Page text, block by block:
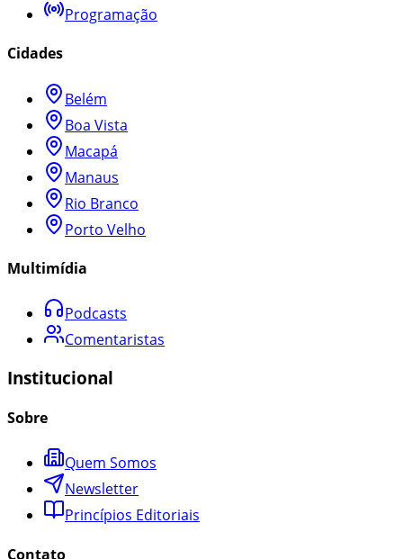
Programação
Cidades
Belém
Boa Vista
Macapá
Manaus
Rio Branco
Porto Velho
Multimídia
Podcasts
Comentaristas
Institucional
Sobre
Quem Somos
Newsletter
Princípios Editoriais
Contato